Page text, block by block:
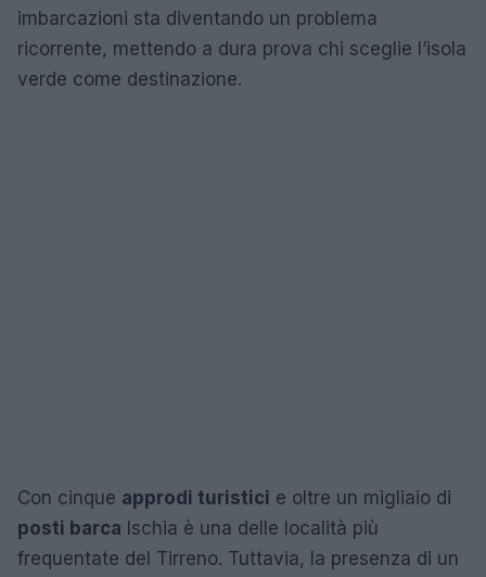
imbarcazioni sta diventando un problema
ricorrente, mettendo a dura prova chi sceglie l’isola
verde come destinazione.
Con cinque approdi turistici e oltre un migliaio di
posti barca Ischia è una delle località più
frequentate del Tirreno. Tuttavia, la presenza di un